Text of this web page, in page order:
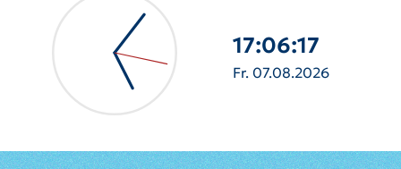
17:06:18
Fr. 07.08.2026